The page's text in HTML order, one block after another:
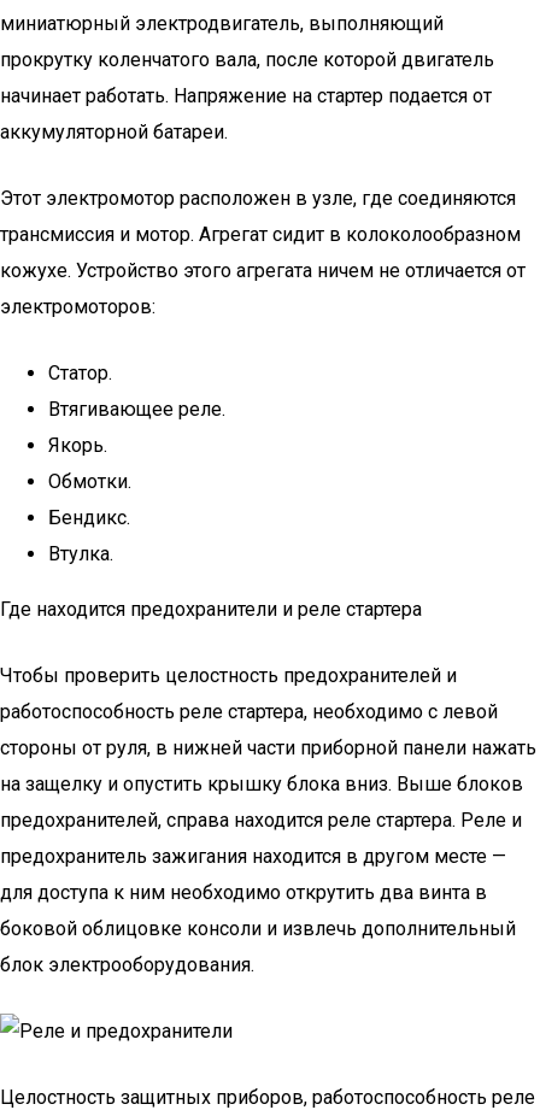
миниатюрный электродвигатель, выполняющий
прокрутку коленчатого вала, после которой двигатель
начинает работать. Напряжение на стартер подается от
аккумуляторной батареи.
Этот электромотор расположен в узле, где соединяются
трансмиссия и мотор. Агрегат сидит в колоколообразном
кожухе. Устройство этого агрегата ничем не отличается от
электромоторов:
Статор.
Втягивающее реле.
Якорь.
Обмотки.
Бендикс.
Втулка.
Где находится предохранители и реле стартера
Чтобы проверить целостность предохранителей и
работоспособность реле стартера, необходимо с левой
стороны от руля, в нижней части приборной панели нажать
на защелку и опустить крышку блока вниз. Выше блоков
предохранителей, справа находится реле стартера. Реле и
предохранитель зажигания находится в другом месте —
для доступа к ним необходимо открутить два винта в
боковой облицовке консоли и извлечь дополнительный
блок электрооборудования.
Целостность защитных приборов, работоспособность реле